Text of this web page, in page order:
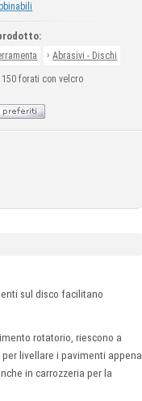
› Abrasivi - Dischi
forati con velcro
sul disco facilitano
rotatorio, riescono a
livellare i pavimenti appena
in carrozzeria per la